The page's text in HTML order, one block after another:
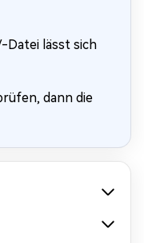
Datei lässt sich
dann die